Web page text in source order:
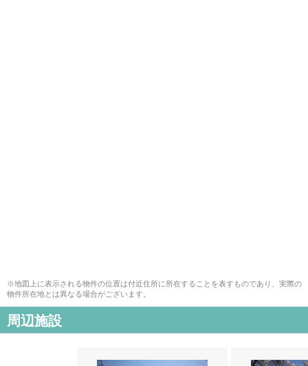
※地図上に表示される物件の位置は付近住所に所在することを表すものであり、実際の
物件所在地とは異なる場合がございます。
周辺施設